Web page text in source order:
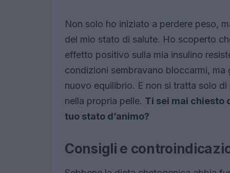
Non solo ho iniziato a perdere peso,
del mio stato di salute. Ho scoperto
effetto positivo sulla mia insulino
condizioni sembravano bloccarmi,
nuovo equilibrio. E non si tratta solo
nella propria pelle. Ti sei mai chiesto
tuo stato d’animo?
Consigli e